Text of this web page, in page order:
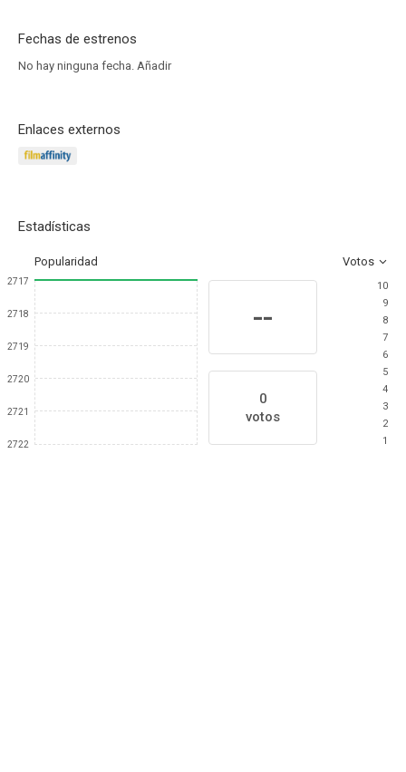
Fechas de estrenos
No hay ninguna fecha. Añadir
Enlaces externos
Estadísticas
Popularidad Votos
2717
2718
2719
2720
2721
2722
--
0
votos
10
9
8
7
6
5
4
3
2
1